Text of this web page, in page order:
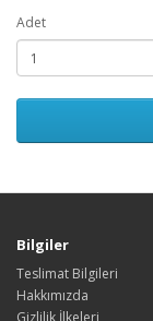
Adet
Bilgiler
Teslimat Bilgileri
Hakkımızda
Gizlilik İlkeleri